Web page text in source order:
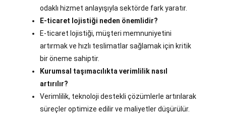
odaklı hizmet anlayışıyla sektörde fark yaratır.
E-ticaret lojistiği neden önemlidir?
E-ticaret lojistiği, müşteri memnuniyetini
artırmak ve hızlı teslimatlar sağlamak için kritik
bir öneme sahiptir.
Kurumsal taşımacılıkta verimlilik nasıl
artırılır?
Verimlilik, teknoloji destekli çözümlerle artırılarak
süreçler optimize edilir ve maliyetler düşürülür.